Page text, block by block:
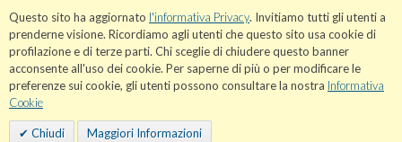
Questo sito ha aggiornato l'informativa Privacy. Invitiamo tutti gli utenti a
prenderne visione. Ricordiamo agli utenti che questo sito usa cookie di
profilazione e di terze parti. Chi sceglie di chiudere questo banner
acconsente all'uso dei cookie. Per saperne di più o per modificare le
preferenze sui cookie, gli utenti possono consultare la nostra Informativa
Cookie
Chiudi Maggiori Informazioni